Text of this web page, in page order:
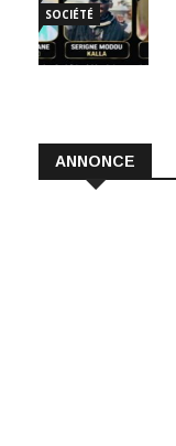
SOCIÉTÉ
ANNONCE